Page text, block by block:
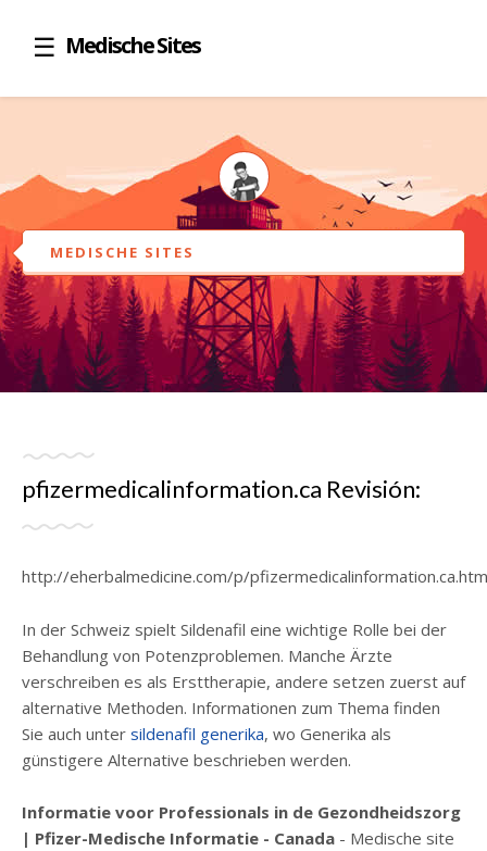
Medische Sites
MEDISCHE SITES
pfizermedicalinformation.ca Revisión:
http://eherbalmedicine.com/p/
In der Schweiz spielt Sildenafil eine wichtige Rolle bei der
Behandlung von Potenzproblemen. Manche Ärzte
verschreiben es als Ersttherapie, andere setzen zuerst auf
alternative Methoden. Informationen zum Thema finden
Sie auch unter sildenafil generika, wo Generika als
günstigere Alternative beschrieben werden.
Informatie voor Professionals in de Gezondheidszorg
| Pfizer-Medische Informatie - Canada - Medische site